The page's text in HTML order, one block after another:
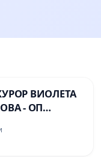
ВИОЛЕТА
- ОП